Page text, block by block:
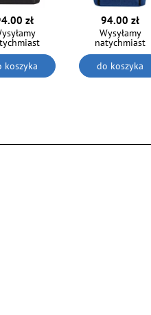
zł
koszyka
94.00 zł
Wysyłamy
natychmiast
do koszyka